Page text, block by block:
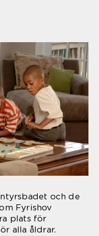
och de
Fyrishov
plats för
alla åldrar.